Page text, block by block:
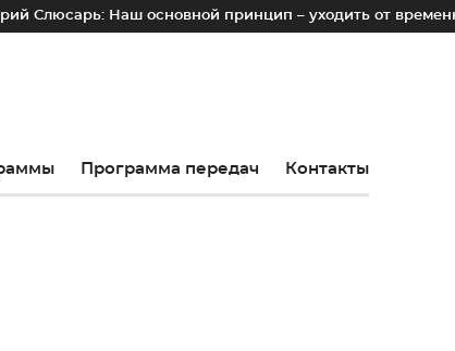
Наш основной принцип – уходить от временных
Программа передач Контакты